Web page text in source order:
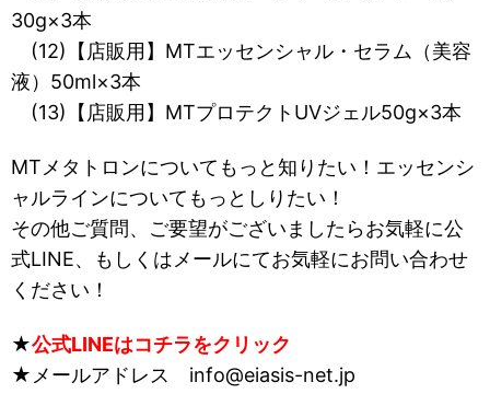
30g×3本
(12)【店販用】MTエッセンシャル・セラム（美容
液）50ml×3本
(13)【店販用】MTプロテクトUVジェル50g×3本
MTメタトロンについてもっと知りたい！エッセンシ
ャルラインについてもっとしりたい！
その他ご質問、ご要望がございましたらお気軽に公
式LINE、もしくはメールにてお気軽にお問い合わせ
ください！
★公式LINEはコチラをクリック
★メールアドレス info@eiasis-net.jp